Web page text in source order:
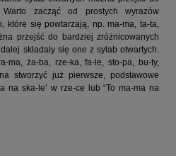
Warto zacząć od prostych wyrazów
które się powtarzają, np. ma-ma, ta-ta,
przejść do bardziej zróżnicowanych
składały się one z sylab otwartych.
ma, ża-ba, rze-ka, fa-le, sto-pa, bu-ty,
stworzyć już pierwsze, podstawowe
na ska-le’ w rze-ce lub “To ma-ma na